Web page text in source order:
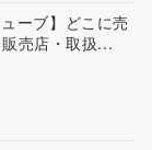
ーブ】どこに売
売店・取扱...